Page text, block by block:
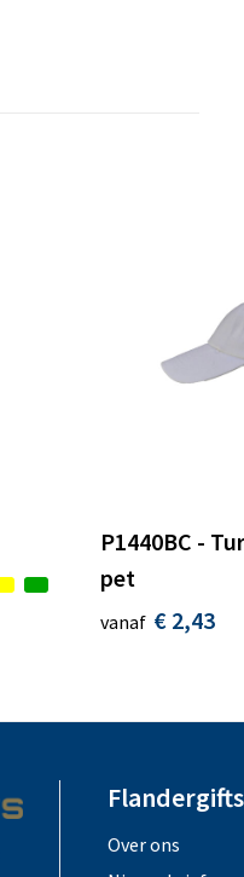
P1440BC -
pet
vanaf € 2,43
Over ons